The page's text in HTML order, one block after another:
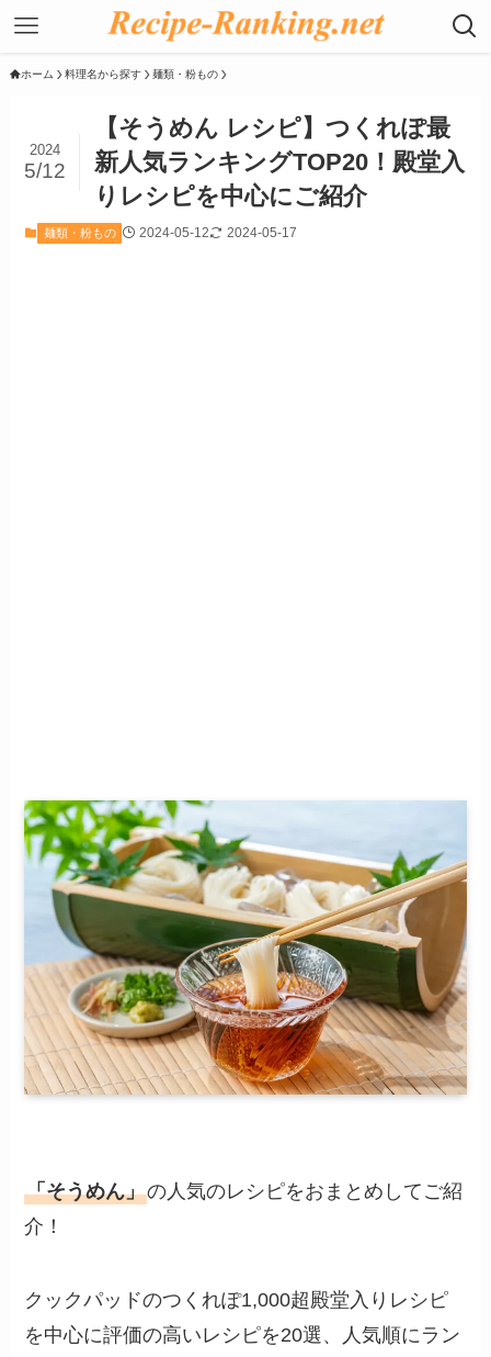
ホーム 料理名から探す 麺類・粉もの
【そうめん レシピ】つくれぽ最
新人気ランキングTOP20！殿堂入
りレシピを中心にご紹介
2024
5/12
麺類・粉もの 2024-05-12 2024-05-17
「そうめん」の人気のレシピをおまとめしてご紹
介！
クックパッドのつくれぽ1,000超殿堂入りレシピ
を中心に評価の高いレシピを20選、人気順にラン